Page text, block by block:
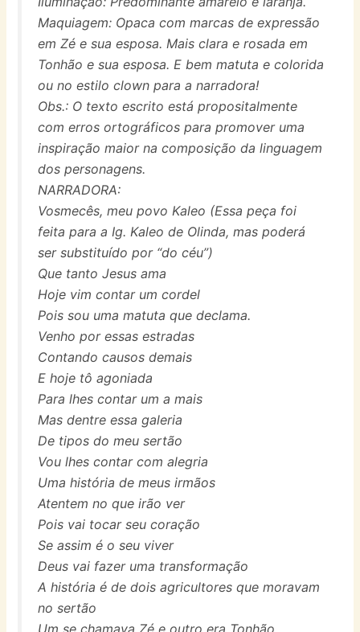
Maquiagem: Opaca com marcas de expressão
em Zé e sua esposa. Mais clara e rosada em
Tonhão e sua esposa. E bem matuta e colorida
ou no estilo clown para a narradora!
Obs.: O texto escrito está propositalmente
com erros ortográficos para promover uma
inspiração maior na composição da linguagem
dos personagens.
NARRADORA:
Vosmecês, meu povo Kaleo (Essa peça foi
feita para a Ig. Kaleo de Olinda, mas poderá
ser substituído por “do céu”)
Que tanto Jesus ama
Hoje vim contar um cordel
Pois sou uma matuta que declama.
Venho por essas estradas
Contando causos demais
E hoje tô agoniada
Para lhes contar um a mais
Mas dentre essa galeria
De tipos do meu sertão
Vou lhes contar com alegria
Uma história de meus irmãos
Atentem no que irão ver
Pois vai tocar seu coração
Se assim é o seu viver
Deus vai fazer uma transformação
A história é de dois agricultores que moravam
no sertão
Um se chamava Zé e outro era Tonhão